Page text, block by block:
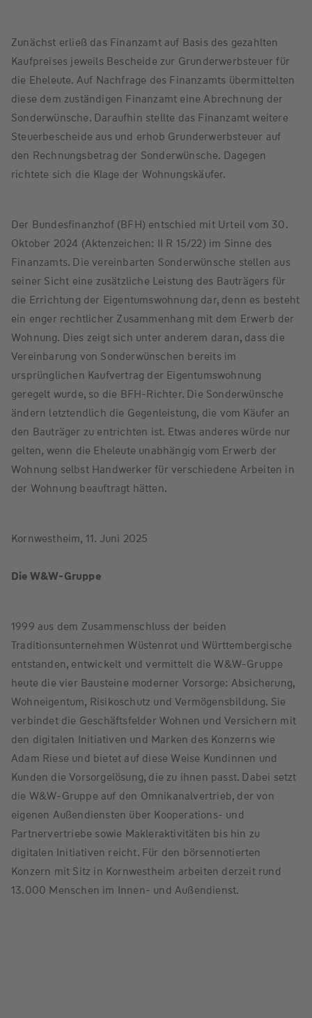
Zunächst erließ das Finanzamt auf Basis des gezahlten
Kaufpreises jeweils Bescheide zur Grunderwerbsteuer für
die Eheleute. Auf Nachfrage des Finanzamts übermittelten
diese dem zuständigen Finanzamt eine Abrechnung der
Sonderwünsche. Daraufhin stellte das Finanzamt weitere
Steuerbescheide aus und erhob Grunderwerbsteuer auf
den Rechnungsbetrag der Sonderwünsche. Dagegen
richtete sich die Klage der Wohnungskäufer.
Der Bundesfinanzhof (BFH) entschied mit Urteil vom 30.
Oktober 2024 (Aktenzeichen: II R 15/22) im Sinne des
Finanzamts. Die vereinbarten Sonderwünsche stellen aus
seiner Sicht eine zusätzliche Leistung des Bauträgers für
die Errichtung der Eigentumswohnung dar, denn es besteht
ein enger rechtlicher Zusammenhang mit dem Erwerb der
Wohnung. Dies zeigt sich unter anderem daran, dass die
Vereinbarung von Sonderwünschen bereits im
ursprünglichen Kaufvertrag der Eigentumswohnung
geregelt wurde, so die BFH-Richter. Die Sonderwünsche
ändern letztendlich die Gegenleistung, die vom Käufer an
den Bauträger zu entrichten ist. Etwas anderes würde nur
gelten, wenn die Eheleute unabhängig vom Erwerb der
Wohnung selbst Handwerker für verschiedene Arbeiten in
der Wohnung beauftragt hätten.
Kornwestheim, 11. Juni 2025
Die W&W-Gruppe
1999 aus dem Zusammenschluss der beiden
Traditionsunternehmen Wüstenrot und Württembergische
entstanden, entwickelt und vermittelt die W&W-Gruppe
heute die vier Bausteine moderner Vorsorge: Absicherung,
Wohneigentum, Risikoschutz und Vermögensbildung. Sie
verbindet die Geschäftsfelder Wohnen und Versichern mit
den digitalen Initiativen und Marken des Konzerns wie
Adam Riese und bietet auf diese Weise Kundinnen und
Kunden die Vorsorgelösung, die zu ihnen passt. Dabei setzt
die W&W-Gruppe auf den Omnikanalvertrieb, der von
eigenen Außendiensten über Kooperations- und
Partnervertriebe sowie Makleraktivitäten bis hin zu
digitalen Initiativen reicht. Für den börsennotierten
Konzern mit Sitz in Kornwestheim arbeiten derzeit rund
13.000 Menschen im Innen- und Außendienst.